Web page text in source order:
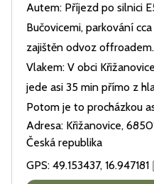
Autem: Příjezd po silnici
Bučovicemi, parkování
zajištěn odvoz offroadem.
Vlakem: V obci
jede asi 35 min přímo z
Potom je to procházkou
Adresa: Křižanovice,
Česká republika
GPS: 49.153437, 16.947181